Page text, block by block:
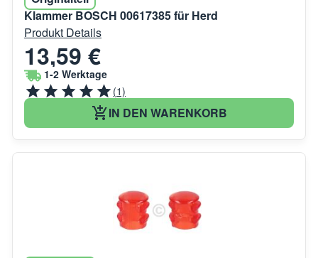
Klammer BOSCH 00617385 für Herd
Produkt Details
13,59 €
1-2 Werktage
(1)
IN DEN WARENKORB